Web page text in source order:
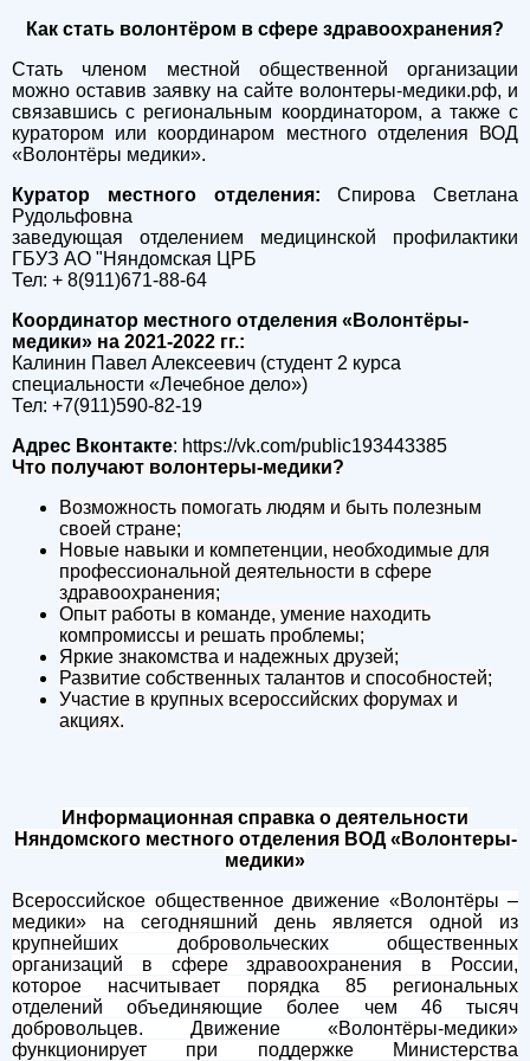
Как стать волонтёром в сфере здравоохранения?
Стать членом местной общественной организации
можно оставив заявку на сайте волонтеры-медики.рф, и
связавшись с региональным координатором, а также с
куратором или координаром местного отделения ВОД
«Волонтёры медики».
Куратор местного отделения:Спирова Светлана
Рудольфовна
заведующая отделением медицинской профилактики
ГБУЗ АО "Няндомская ЦРБ
Тел: + 8(911)671-88-64
Координатор местного отделения «Волонтёры-
медики» на 2021-2022 гг.:
Калинин Павел Алексеевич (студент 2 курса
специальности «Лечебное дело»)
Тел: +7(911)590-82-19
Адрес Вконтакте: https://vk.com/public193443385
Что получают волонтеры-медики?
Возможность помогать людям и быть полезным
своей стране;
Новые навыки и компетенции, необходимые для
профессиональной деятельности в сфере
здравоохранения;
Опыт работы в команде, умение находить
компромиссы и решать проблемы;
Яркие знакомства и надежных друзей;
Развитие собственных талантов и способностей;
Участие в крупных всероссийских форумах и
акциях.
Информационная справка о деятельности
Няндомского местного отделения ВОД «Волонтеры-
медики»
Всероссийское общественное движение «Волонтёры –
медики» на сегодняшний день является одной из
крупнейших добровольческих общественных
организаций в сфере здравоохранения в России,
которое насчитывает порядка 85 региональных
отделений объединяющие более чем 46 тысяч
добровольцев. Движение «Волонтёры-медики»
функционирует при поддержке Министерства